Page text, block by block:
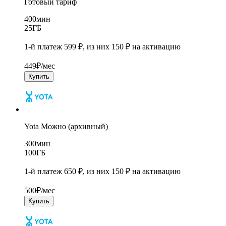
Готовый тариф
400мин
25ГБ
1-й платеж 599 ₽, из них 150 ₽ на активацию
449₽/мес
Купить
Yota Можно (архивный)
300мин
100ГБ
1-й платеж 650 ₽, из них 150 ₽ на активацию
500₽/мес
Купить